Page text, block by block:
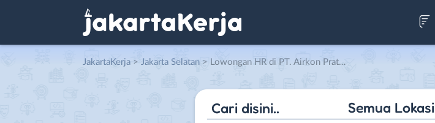
JakartaKerja > Jakarta Selatan > Lowongan HR di PT. Airkon Pratama
Semua Lokasi